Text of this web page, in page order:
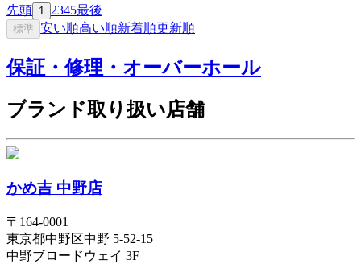
先頭 1 2345最後
標準 安い順高い順新着順更新順
保証・修理・オーバーホール
ブランド取り扱い店舗
かめ吉 中野店
〒 164-0001
東京都中野区中野 5-52-15
中野ブロードウェイ 3F